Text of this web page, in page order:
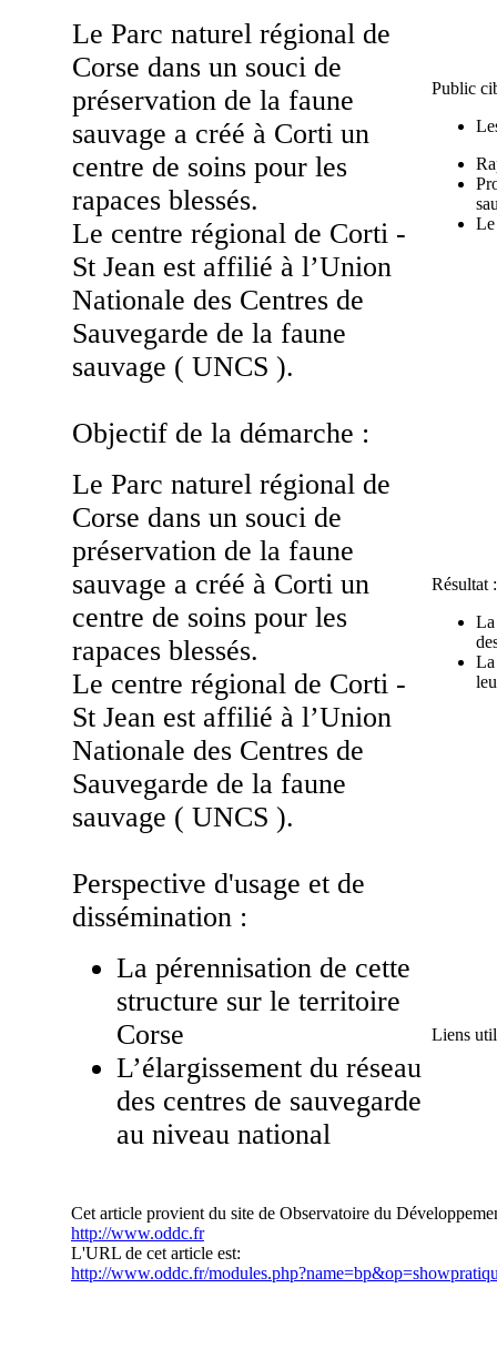
Le Parc naturel régional de
Corse dans un souci de
préservation de la faune
sauvage a créé à Corti un
centre de soins pour les
rapaces blessés.
Le centre régional de Corti -
St Jean est affilié à l’Union
Nationale des Centres de
Sauvegarde de la faune
sauvage ( UNCS ).
Public
Objectif de la démarche :
Le Parc naturel régional de
Corse dans un souci de
préservation de la faune
sauvage a créé à Corti un
centre de soins pour les
rapaces blessés.
Le centre régional de Corti -
St Jean est affilié à l’Union
Nationale des Centres de
Sauvegarde de la faune
sauvage ( UNCS ).
Résultat :
La
La
Perspective d'usage et de
dissémination :
La pérennisation de cette
structure sur le territoire
Corse
L’élargissement du réseau
des centres de sauvegarde
au niveau national
Liens
Cet article provient du site de Observatoire du
http://www.oddc.fr
L'URL de cet article est:
http://www.oddc.fr/